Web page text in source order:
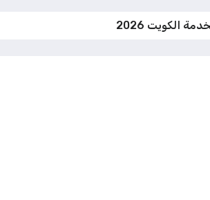
الكويت 2026